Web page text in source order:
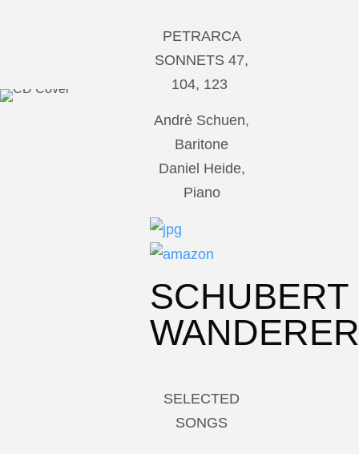
PETRARCA
SONNETS 47,
104, 123
Andrè Schuen,
Baritone
Daniel Heide,
Piano
SCHUBERT
WANDERER
SELECTED
SONGS